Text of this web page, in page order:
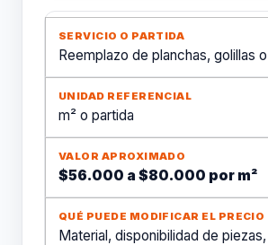
Reemplazo de planchas, golillas
m² o partida
$56.000 a $80.000 por m²
Material, disponibilidad de